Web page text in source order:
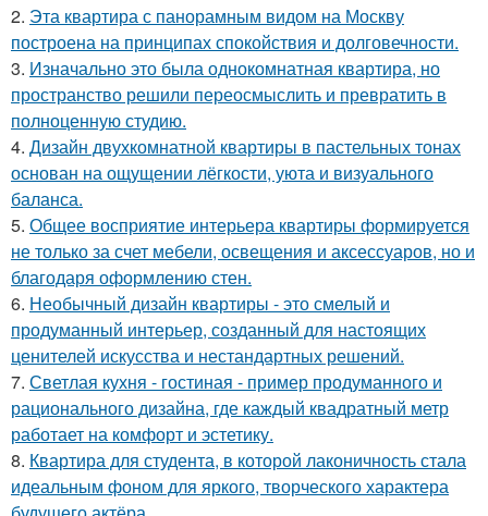
2. Эта квартира с панорамным видом на Москву
построена на принципах спокойствия и долговечности.
3. Изначально это была однокомнатная квартира, но
пространство решили переосмыслить и превратить в
полноценную студию.
4. Дизайн двухкомнатной квартиры в пастельных тонах
основан на ощущении лёгкости, уюта и визуального
баланса.
5. Общее восприятие интерьера квартиры формируется
не только за счет мебели, освещения и аксессуаров, но и
благодаря оформлению стен.
6. Необычный дизайн квартиры - это смелый и
продуманный интерьер, созданный для настоящих
ценителей искусства и нестандартных решений.
7. Светлая кухня - гостиная - пример продуманного и
рационального дизайна, где каждый квадратный метр
работает на комфорт и эстетику.
8. Квартира для студента, в которой лаконичность стала
идеальным фоном для яркого, творческого характера